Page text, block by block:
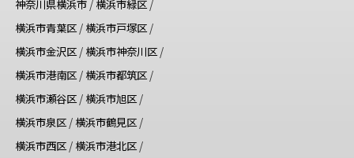
神奈川県横浜市/ 横浜市緑区/
横浜市青葉区/ 横浜市戸塚区/
横浜市金沢区/ 横浜市神奈川区/
横浜市港南区/ 横浜市都筑区/
横浜市瀬谷区/ 横浜市旭区/
横浜市泉区/ 横浜市鶴見区/
横浜市西区/ 横浜市港北区/